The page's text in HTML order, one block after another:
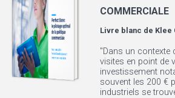
COMMERCIALE
Livre blanc de Klee
"Dans un contexte
visites en point de
investissement
souvent les 200 €
industriels se